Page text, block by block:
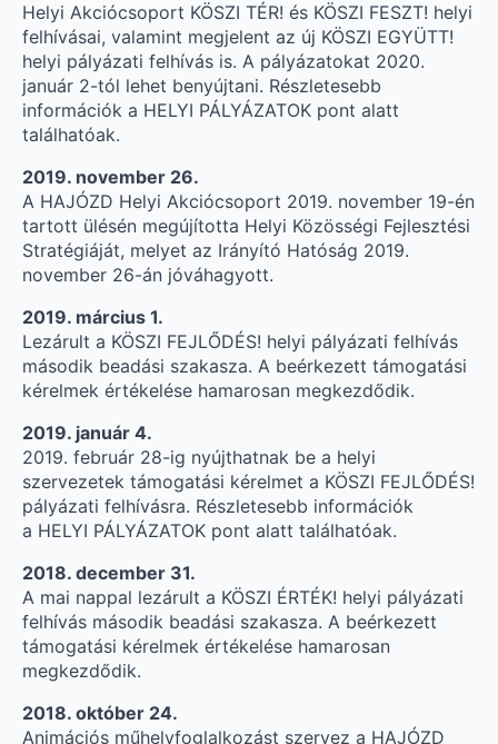
Helyi Akciócsoport KÖSZI TÉR! és KÖSZI FESZT! helyi
felhívásai, valamint megjelent az új KÖSZI EGYÜTT!
helyi pályázati felhívás is. A pályázatokat 2020.
január 2-tól lehet benyújtani. Részletesebb
információk a HELYI PÁLYÁZATOK pont alatt
találhatóak.
2019. november 26.
A HAJÓZD Helyi Akciócsoport 2019. november 19-én
tartott ülésén megújította Helyi Közösségi Fejlesztési
Stratégiáját, melyet az Irányító Hatóság 2019.
november 26-án jóváhagyott.
2019. március 1.
Lezárult a KÖSZI FEJLŐDÉS! helyi pályázati felhívás
második beadási szakasza. A beérkezett támogatási
kérelmek értékelése hamarosan megkezdődik.
2019. január 4.
2019. február 28-ig nyújthatnak be a helyi
szervezetek támogatási kérelmet a KÖSZI FEJLŐDÉS!
pályázati felhívásra. Részletesebb információk
a HELYI PÁLYÁZATOK pont alatt találhatóak.
2018. december 31.
A mai nappal lezárult a KÖSZI ÉRTÉK! helyi pályázati
felhívás második beadási szakasza. A beérkezett
támogatási kérelmek értékelése hamarosan
megkezdődik.
2018. október 24.
Animációs műhelyfoglalkozást szervez a HAJÓZD